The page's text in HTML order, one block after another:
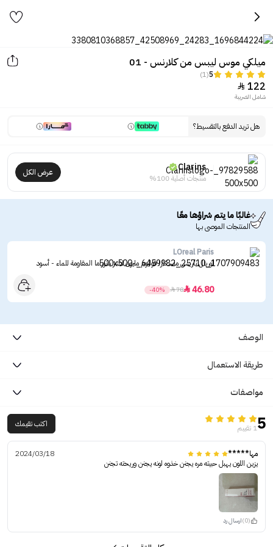
ميلكي موس ليبس من كلارنس - 01
5
(1)
122

شامل الضريبة
هل تريد الدفع بالتقسيط؟
Clarins
منتجات أصلية 100%
عرض الكل
غالبًا ما يتم شراؤها معًا
المنتجات الموصى بها
LOreal Paris
لوريال باريس ماسكارا فوليوم مليون لاشز بانوراما المقاومة للماء - أسود
46.80

78

-40%
الوصف
طريقة الاستعمال
مواصفات
51 تقييم اكتب تقيمك
مها*****
2024/03/18
يزين اللون يهبل حبيته مره يجنن خذوه لونه يجنن وريحته تجنن
(0) ارسال رد